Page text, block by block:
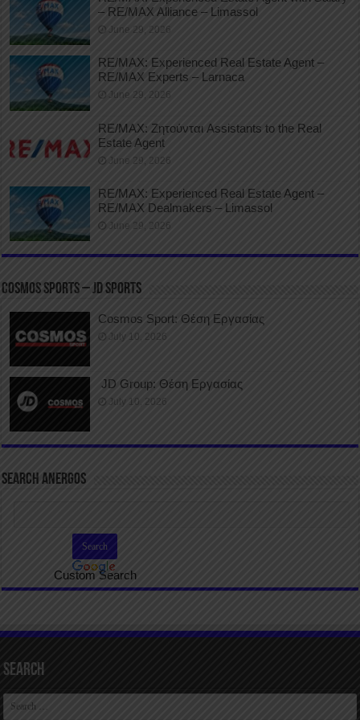
– RE/MAX Alliance – Limassol
June 29, 2026
RE/MAX: Experienced Real Estate Agent –
RE/MAX Experts – Larnaca
June 29, 2026
RE/MAX: Ζητούνται Assistants to the Real
Estate Agent
June 29, 2026
RE/MAX: Experienced Real Estate Agent –
RE/MAX Dealmakers – Limassol
June 29, 2026
COSMOS SPORTS – JD SPORTS
Cosmos Sport: Θέση Εργασίας
July 10, 2026
JD Group: Θέση Εργασίας
July 10, 2026
SEARCH ANERGOS
Custom Search
Search